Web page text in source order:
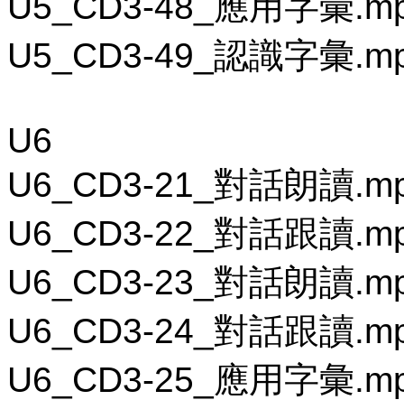
U5_CD3-49_認識字彙
U6
U6_CD3-21_對話朗讀
U6_CD3-22_對話跟讀
U6_CD3-23_對話朗讀
U6_CD3-24_對話跟讀
U6_CD3-25_應用字彙